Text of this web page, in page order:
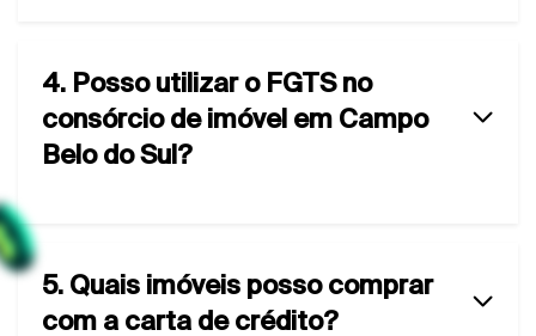
4. Posso utilizar o FGTS no
consórcio de imóvel em Campo
Belo do Sul?
5. Quais imóveis posso comprar
com a carta de crédito?